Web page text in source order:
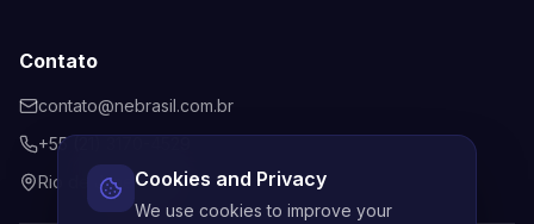
Contato
contato@nebrasil.com.br
+55 (21) 3170-4529
Rio de Janeiro, BrasilCookies and Privacy
We use cookies to improve your